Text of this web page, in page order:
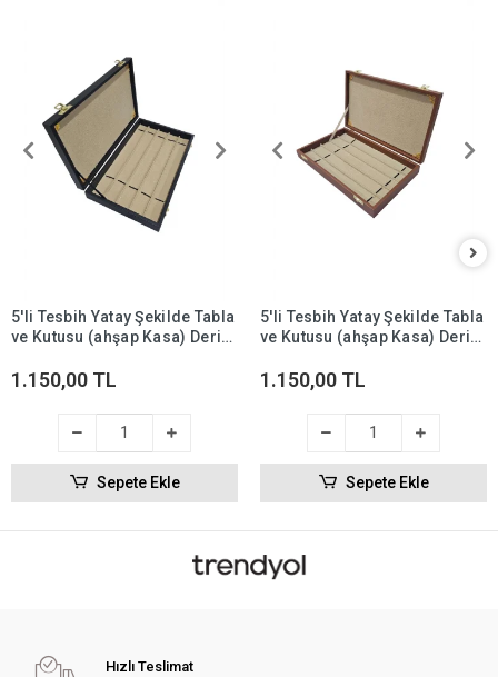
5'li Tesbih Yatay Şekilde Tabla
ve Kutusu (ahşap Kasa) Deri
1.150,00 TL
Sepete Ekle
5'li Tesbih Yatay Şekilde Tabla
ve Kutusu (ahşap Kasa) Deri
1.150,00 TL
Sepete Ekle
Hızlı Teslimat